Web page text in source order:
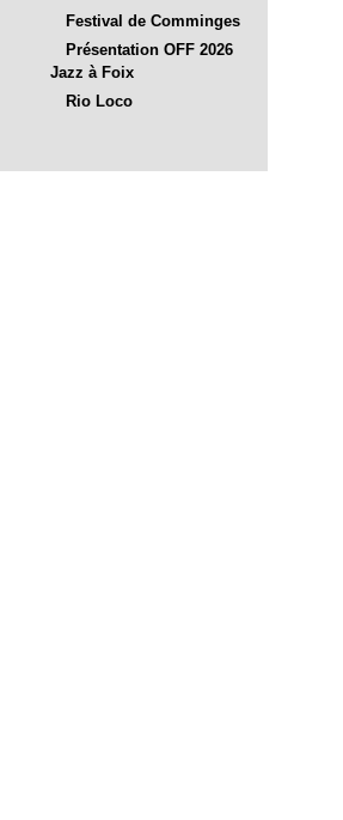
Festival de Comminges
Présentation OFF 2026
Jazz à Foix
Rio Loco